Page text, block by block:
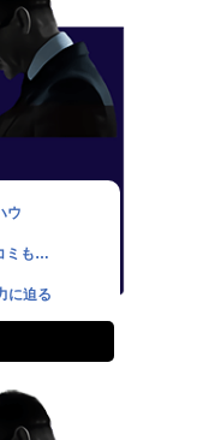
ウ
ミも…
に迫る